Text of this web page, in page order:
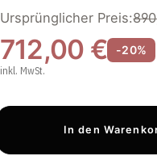
712,00 €
Ursprünglicher Preis:
-20%
inkl. MwSt.
In den